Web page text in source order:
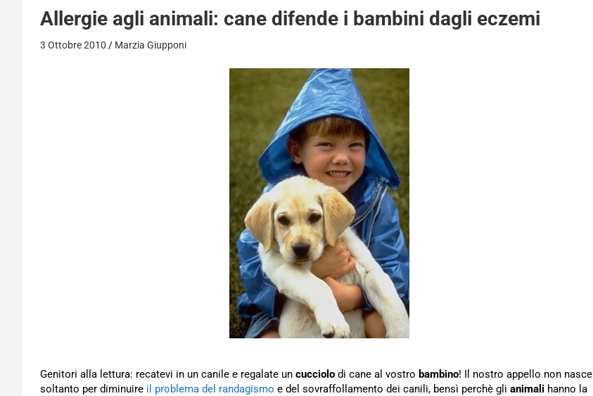
Allergie agli animali: cane difende i bambini dagli eczemi
3 Ottobre 2010 Marzia Giupponi
Genitori alla lettura: recatevi in un canile e regalate un cucciolo di cane al vostro bambino! Il nostro appello non nasce
soltanto per diminuire il problema del randagismo e del sovraffollamento dei canili, bensì perchè gli animali hanno la